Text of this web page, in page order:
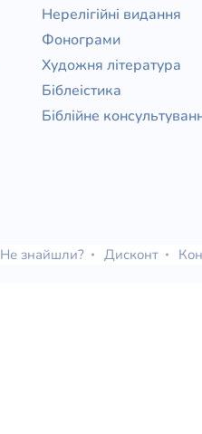
Нерелігійні видання
Фонограми
Художня література
Біблеістика
Біблійне
Не знайшли? Дисконт